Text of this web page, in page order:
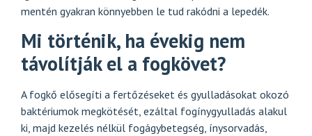
mentén gyakran könnyebben le tud rakódni a lepedék.
Mi történik, ha évekig nem
távolítják el a fogkövet?
A fogkő elősegíti a fertőzéseket és gyulladásokat okozó
baktériumok megkötését, ezáltal fogínygyulladás alakul
ki, majd kezelés nélkül fogágybetegség, ínysorvadás,